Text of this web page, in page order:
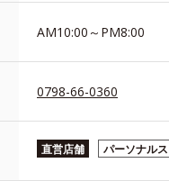
AM10:00～PM8:00
0798-66-0360
直営店舗 パーソナル